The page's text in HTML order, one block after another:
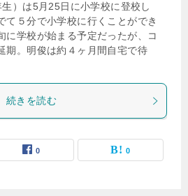
）は5月25日に小学校に登校し
て５分で小学校に行くことができ
に学校が始まる予定だったが、コ
期。明俊は約４ヶ月間自宅で待
続きを読む
0 0